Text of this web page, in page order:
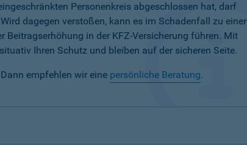
Personenkreis abgeschlossen hat, darf
dagegen verstoßen, kann es im Schadenfall zu einer
Beitragserhöhung in der KFZ-Versicherung führen. Mit
Ihren Schutz und bleiben auf der sicheren Seite.
empfehlen wir eine persönliche Beratung.